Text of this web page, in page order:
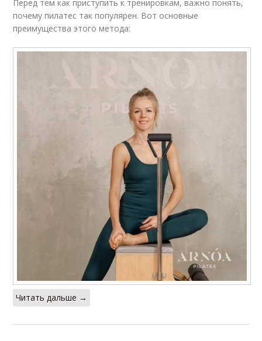
Перед тем как приступить к тренировкам, важно понять,
почему пилатес так популярен. Вот основные
преимущества этого метода:
Читать дальше →